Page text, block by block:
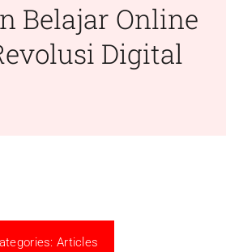
Services
Belajar Online
Digital
Articles